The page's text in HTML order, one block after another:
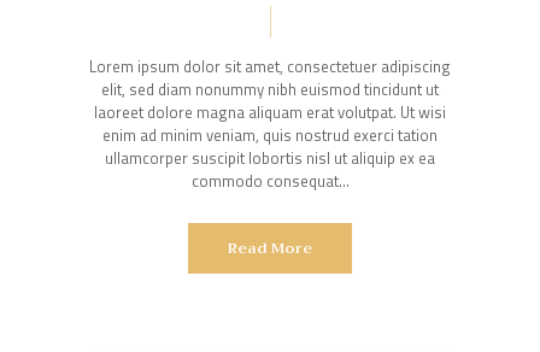
Lorem ipsum dolor sit amet, consectetuer adipiscing
elit, sed diam nonummy nibh euismod tincidunt ut
laoreet dolore magna aliquam erat volutpat. Ut wisi
enim ad minim veniam, quis nostrud exerci tation
ullamcorper suscipit lobortis nisl ut aliquip ex ea
commodo consequat…
Read More